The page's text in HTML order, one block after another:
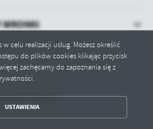
celu realizacji usług. Możesz określić
do plików cookies klikając przycisk
zachęcamy do zapoznania się z
USTAWIENIA
WRONKI
1001925